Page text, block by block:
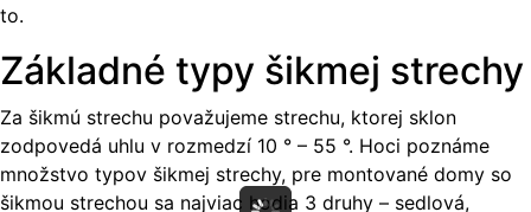
to.
Základné typy šikmej strechy
Za šikmú strechu považujeme strechu, ktorej sklon
zodpovedá uhlu v rozmedzí 10 ° – 55 °. Hoci poznáme
množstvo typov šikmej strechy, pre montované domy so
šikmou strechou sa najviac hodia 3 druhy – sedlová,